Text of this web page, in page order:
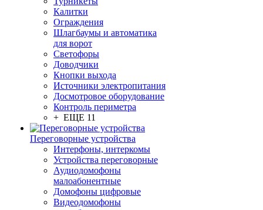
Калитки
Ограждения
Шлагбаумы и автоматика
для ворот
Светофоры
Доводчики
Кнопки выхода
Источники электропитания
Досмотровое оборудование
Контроль периметра
+ ЕЩЕ 11
Переговорные устройства
Интерфоны, интеркомы
Устройства переговорные
Аудиодомофоны
малоабонентные
Домофоны цифровые
Видеодомофоны